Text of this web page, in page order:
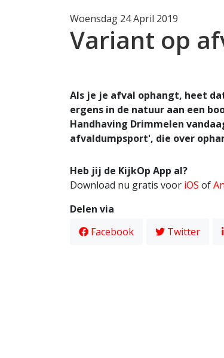
Woensdag 24 April 2019
Variant op
Als je je afval ophangt, heet
ergens in de natuur aan een
Handhaving Drimmelen
afvaldumpsport', die over
Heb jij de KijkOp App al?
Download nu gratis voor iOS of
Delen via
Facebook
Twitter